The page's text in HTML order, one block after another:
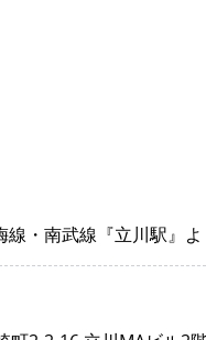
線・南武線『立川駅』